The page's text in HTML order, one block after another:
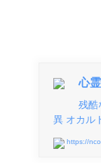
心
残酷
異 オカル
https://